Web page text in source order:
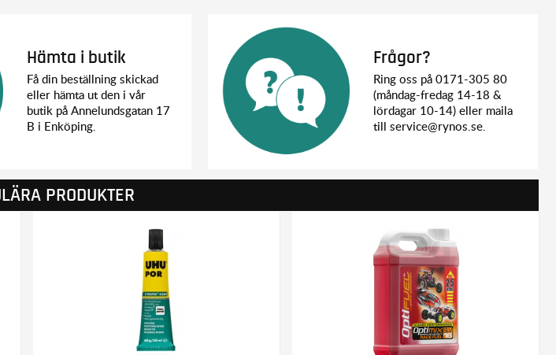
Hämta i butik
Få din beställning skickad
eller hämta ut den i vår
butik på Annelundsgatan 17
B i Enköping.
Frågor?
Ring oss på 0171-305 80
(måndag-fredag 14-18 &
lördagar 10-14) eller maila
till service@rynos.se.
PRODUKTER